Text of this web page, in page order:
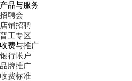
产品与服务
招聘会
店铺招聘
普工专区
收费与推广
银行帐户
品牌推广
收费标准